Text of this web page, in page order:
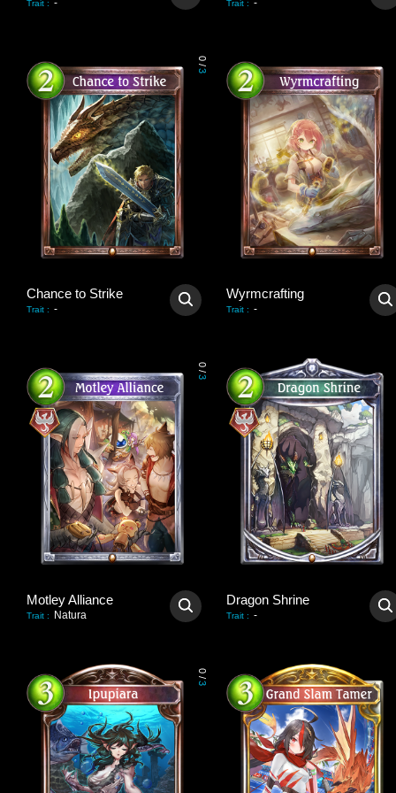
Trait : - Trait : -
0
/
3
Chance to Strike
Trait : -
Wyrmcrafting
Trait : -
0
/
3
Motley Alliance
Trait : Natura
Dragon Shrine
Trait : -
0
/
3